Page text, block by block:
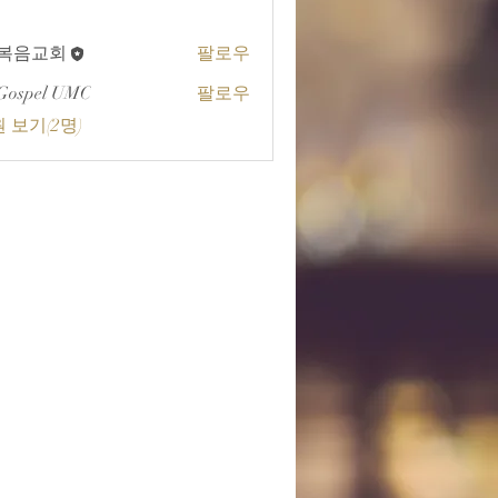
회
음교회
팔로우
UMC
팔로우
보기(2명)